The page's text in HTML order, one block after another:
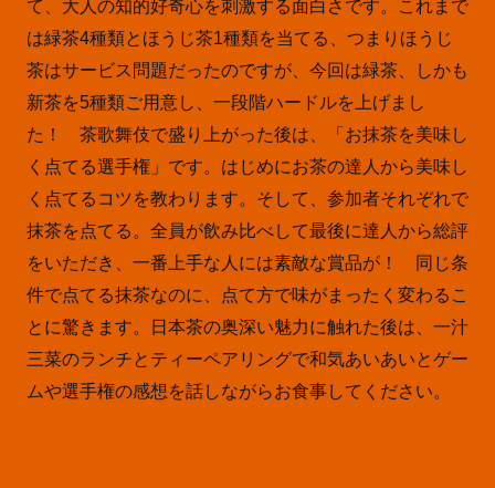
て、大人の知的好奇心を刺激する面白さです。これまで
は緑茶4種類とほうじ茶1種類を当てる、つまりほうじ
茶はサービス問題だったのですが、今回は緑茶、しかも
新茶を5種類ご用意し、一段階ハードルを上げまし
た！ 茶歌舞伎で盛り上がった後は、「お抹茶を美味し
く点てる選手権」です。はじめにお茶の達人から美味し
く点てるコツを教わります。そして、参加者それぞれで
抹茶を点てる。全員が飲み比べして最後に達人から総評
をいただき、一番上手な人には素敵な賞品が！ 同じ条
件で点てる抹茶なのに、点て方で味がまったく変わるこ
とに驚きます。日本茶の奥深い魅力に触れた後は、一汁
三菜のランチとティーペアリングで和気あいあいとゲー
ムや選手権の感想を話しながらお食事してください。